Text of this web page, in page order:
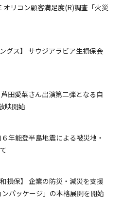
オリコン顧客満足度(R)調査「火災
グス】 サウジアラビア生損保会
芦田愛菜さん出演第二弾となる自
映開始
６年能登半島地震による被災地・
損保】 企業の防災・減災を支援
パッケージ」の本格展開を開始